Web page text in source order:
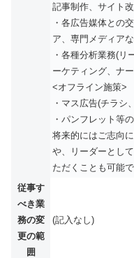
記事制作、サイト
・各広告媒体との
ア、専門メディア
・各種分析業務(リ
ーケティング、ナ
<オフライン施策>
・マス広告(チラシ
・パンフレット等
将来的にはご志向
や、リーダーとし
ただくことも可能で
従事す
べき業
務の変
更の範
囲
(記入なし)